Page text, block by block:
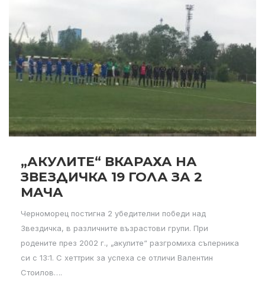
„АКУЛИТЕ“ ВКАРАХА НА
ЗВЕЗДИЧКА 19 ГОЛА ЗА 2
МАЧА
Черноморец постигна 2 убедителни победи над
Звездичка, в различните възрастови групи. При
родените през 2002 г., „акулите“ разгромиха съперника
си с 13:1. С хеттрик за успеха се отличи Валентин
Стоилов….